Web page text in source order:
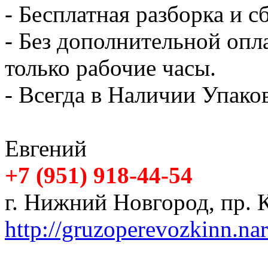
- Бесплатная разборка и
- Без дополнительной
только рабочие часы.
- Всегда в Наличии
Евгений
+7 (951) 918-44-54
г. Нижний Новгород, пр.
http://